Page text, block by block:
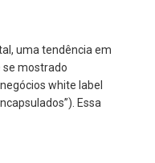
uma tendência em
mostrado
white label
Essa